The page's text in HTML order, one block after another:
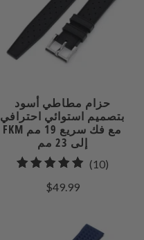
حزام مطاطي أسود
بتصميم استوائي احترافي
FKM مع فك سريع 19 مم
إلى 23 مم
(10)10
$49.99